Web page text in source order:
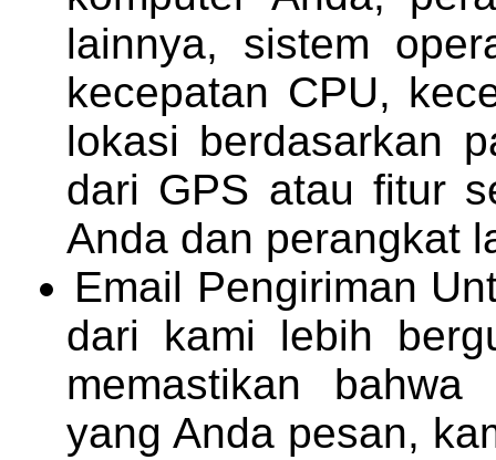
lainnya, sistem
kecepatan CPU,
lokasi berdasarkan
dari GPS atau fitur
Anda dan perangkat
Email Pengiriman
dari kami lebih
memastikan
yang Anda pesan,